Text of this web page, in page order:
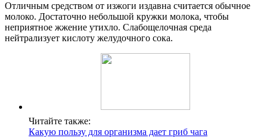
Отличным средством от изжоги издавна считается обычное
молоко. Достаточно небольшой кружки молока, чтобы
неприятное жжение утихло. Слабощелочная среда
нейтрализует кислоту желудочного сока.
Читайте также:
Какую пользу для организма дает гриб чага